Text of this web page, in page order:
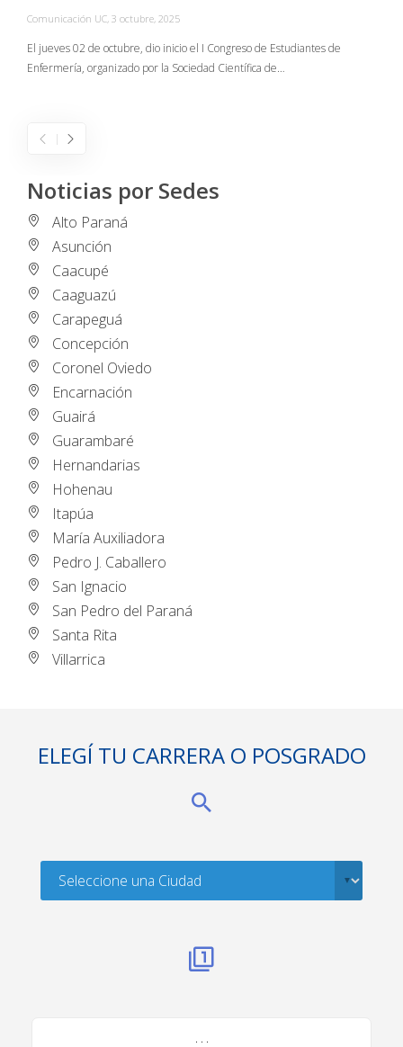
Comunicación UC, 3 octubre, 2025
El jueves 02 de octubre, dio inicio el I Congreso de Estudiantes de
Enfermería, organizado por la Sociedad Científica de…
Noticias por Sedes
Alto Paraná
Asunción
Caacupé
Caaguazú
Carapeguá
Concepción
Coronel Oviedo
Encarnación
Guairá
Guarambaré
Hernandarias
Hohenau
Itapúa
María Auxiliadora
Pedro J. Caballero
San Ignacio
San Pedro del Paraná
Santa Rita
Villarrica
ELEGÍ TU CARRERA O POSGRADO
. . .